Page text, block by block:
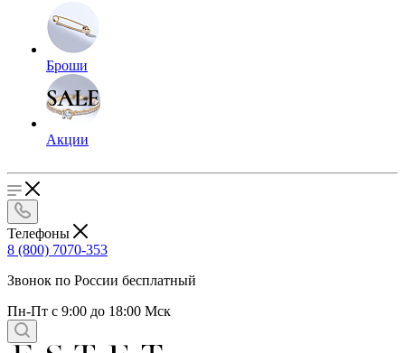
Броши
Акции
Телефоны
8 (800) 7070-353
Звонок по России бесплатный
Пн-Пт с 9:00 до 18:00 Мск